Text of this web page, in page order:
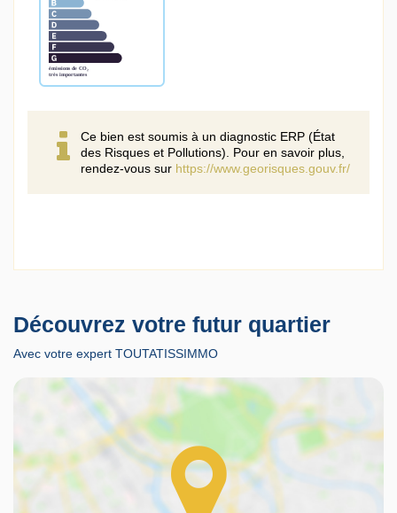
Ce bien est soumis à un diagnostic ERP (État
des Risques et Pollutions). Pour en savoir plus,
rendez-vous sur https://www.georisques.gouv.fr/
Découvrez votre futur quartier
Avec votre expert TOUTATISSIMMO